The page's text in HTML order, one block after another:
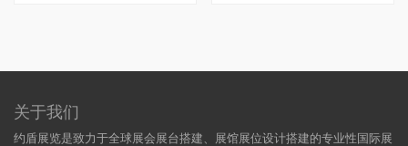
关于我们
约盾展览是致力于全球展会展台搭建、展馆展位设计搭建的专业性国际展